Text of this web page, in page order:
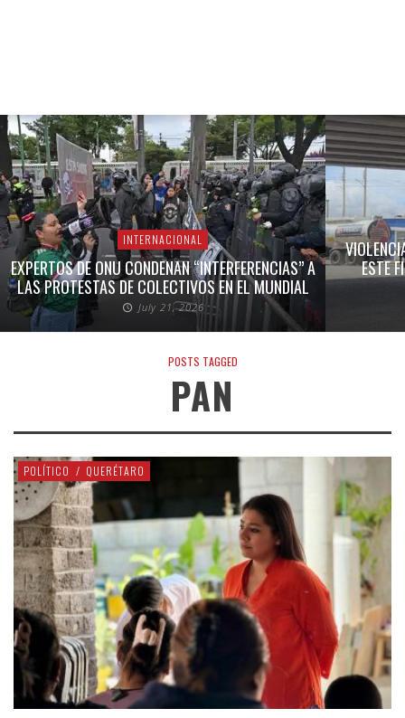
INTERNACIONAL
EXPERTOS DE ONU CONDENAN “INTERFERENCIAS” A
LAS PROTESTAS DE COLECTIVOS EN EL MUNDIAL
July 21, 2026
ESTE
POSTS TAGGED
PAN
POLÍTICO / QUERÉTARO